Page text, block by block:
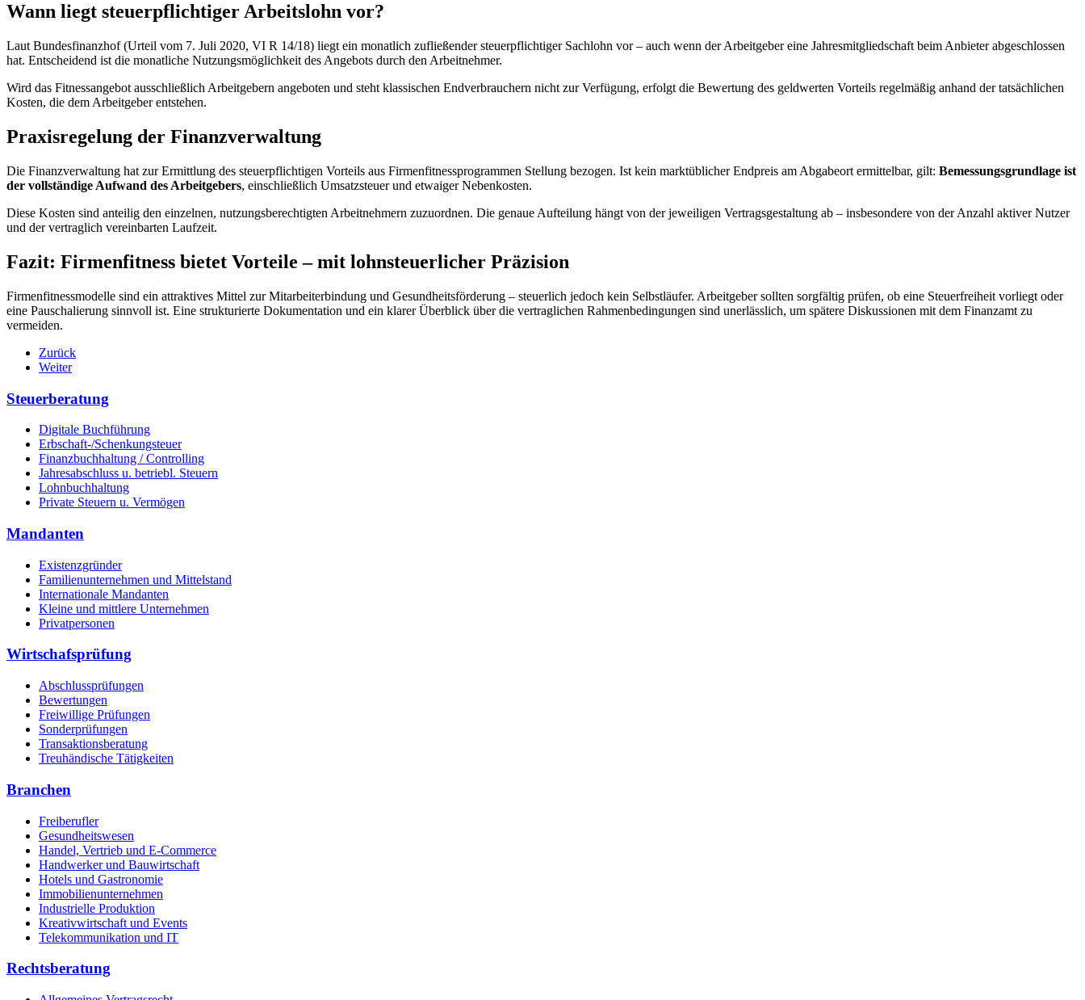
Wann liegt steuerpflichtiger Arbeitslohn vor?
Laut Bundesfinanzhof (Urteil vom 7. Juli 2020, VI R 14/18) liegt ein monatlich zufließender steuerpflichtiger Sachlohn vor – auch wenn der Arbeitgeber eine Jahresmitgliedschaft beim Anbieter abgeschlossen
hat. Entscheidend ist die monatliche Nutzungsmöglichkeit des Angebots durch den Arbeitnehmer.
Wird das Fitnessangebot ausschließlich Arbeitgebern angeboten und steht klassischen Endverbrauchern nicht zur Verfügung, erfolgt die Bewertung des geldwerten Vorteils regelmäßig anhand der tatsächlichen
Kosten, die dem Arbeitgeber entstehen.
Praxisregelung der Finanzverwaltung
Die Finanzverwaltung hat zur Ermittlung des steuerpflichtigen Vorteils aus Firmenfitnessprogrammen Stellung bezogen. Ist kein marktüblicher Endpreis am Abgabeort ermittelbar, gilt: Bemessungsgrundlage ist
der vollständige Aufwand des Arbeitgebers, einschließlich Umsatzsteuer und etwaiger Nebenkosten.
Diese Kosten sind anteilig den einzelnen, nutzungsberechtigten Arbeitnehmern zuzuordnen. Die genaue Aufteilung hängt von der jeweiligen Vertragsgestaltung ab – insbesondere von der Anzahl aktiver Nutzer
und der vertraglich vereinbarten Laufzeit.
Fazit: Firmenfitness bietet Vorteile – mit lohnsteuerlicher Präzision
Firmenfitnessmodelle sind ein attraktives Mittel zur Mitarbeiterbindung und Gesundheitsförderung – steuerlich jedoch kein Selbstläufer. Arbeitgeber sollten sorgfältig prüfen, ob eine Steuerfreiheit vorliegt oder
eine Pauschalierung sinnvoll ist. Eine strukturierte Dokumentation und ein klarer Überblick über die vertraglichen Rahmenbedingungen sind unerlässlich, um spätere Diskussionen mit dem Finanzamt zu
vermeiden.
Zurück
Weiter
Steuerberatung
Digitale Buchführung
Erbschaft-/Schenkungsteuer
Finanzbuchhaltung / Controlling
Jahresabschluss u. betriebl. Steuern
Lohnbuchhaltung
Private Steuern u. Vermögen
Mandanten
Existenzgründer
Familienunternehmen und Mittelstand
Internationale Mandanten
Kleine und mittlere Unternehmen
Privatpersonen
Wirtschafsprüfung
Abschlussprüfungen
Bewertungen
Freiwillige Prüfungen
Sonderprüfungen
Transaktionsberatung
Treuhändische Tätigkeiten
Branchen
Freiberufler
Gesundheitswesen
Handel, Vertrieb und E-Commerce
Handwerker und Bauwirtschaft
Hotels und Gastronomie
Immobilienunternehmen
Industrielle Produktion
Kreativwirtschaft und Events
Telekommunikation und IT
Rechtsberatung